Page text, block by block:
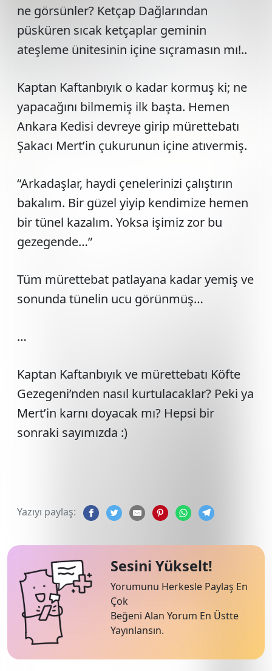
ne görsünler? Ketçap Dağlarından
püsküren sıcak ketçaplar geminin
ateşleme ünitesinin içine sıçramasın mı!..
Kaptan Kaftanbıyık o kadar kormuş ki; ne
yapacağını bilmemiş ilk başta. Hemen
Ankara Kedisi devreye girip mürettebatı
Şakacı Mert’in çukurunun içine atıvermiş.
“Arkadaşlar, haydi çenelerinizi çalıştırın
bakalım. Bir güzel yiyip kendimize hemen
bir tünel kazalım. Yoksa işimiz zor bu
gezegende…”
Tüm mürettebat patlayana kadar yemiş ve
sonunda tünelin ucu görünmüş…
…
Kaptan Kaftanbıyık ve mürettebatı Köfte
Gezegeni’nden nasıl kurtulacaklar? Peki ya
Mert’in karnı doyacak mı? Hepsi bir
sonraki sayımızda :)
Yazıyı paylaş:
Sesini Yükselt!
Yorumunu Herkesle Paylaş En
Çok
Beğeni Alan Yorum En Üstte
Yayınlansın.